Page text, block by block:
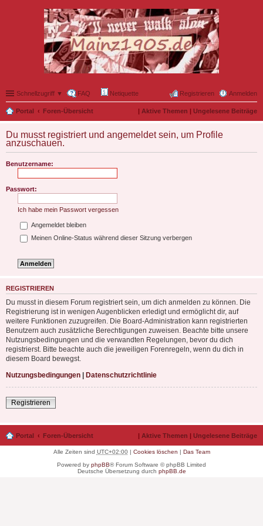
Schnellzugriff ▼ FAQ Netiquette Anmelden
Registrieren
Portal Foren-Übersicht | Aktive Themen | Ungelesene Beiträge
Du musst registriert und angemeldet sein, um Profile
anzuschauen.
Benutzername:
Passwort:
Ich habe mein Passwort vergessen
Angemeldet bleiben
Meinen Online-Status während dieser Sitzung verbergen
REGISTRIEREN
Du musst in diesem Forum registriert sein, um dich anmelden zu können. Die
Registrierung ist in wenigen Augenblicken erledigt und ermöglicht dir, auf
weitere Funktionen zuzugreifen. Die Board-Administration kann registrierten
Benutzern auch zusätzliche Berechtigungen zuweisen. Beachte bitte unsere
Nutzungsbedingungen und die verwandten Regelungen, bevor du dich
registrierst. Bitte beachte auch die jeweiligen Forenregeln, wenn du dich in
diesem Board bewegst.
Nutzungsbedingungen | Datenschutzrichtlinie
Registrieren
Portal Foren-Übersicht | Aktive Themen | Ungelesene Beiträge
Alle Zeiten sind UTC+02:00| Cookies löschen | Das Team
Powered by phpBB® Forum Software © phpBB Limited
Deutsche Übersetzung durch phpBB.de